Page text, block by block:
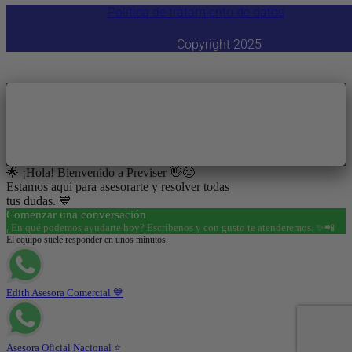
Contáctanos
Política de tratamiento de datos
Copyright 2025
🌟 ¡Hola! Bienvenido a Previser 👋😊
Estamos aquí para asesorarte y resolver todas
tus dudas. 💙
Comenzar una conversación
¿En qué podemos ayudarte hoy? Escríbenos y con gusto te atenderemos. ✨📲
El equipo suele responder en unos minutos.
Edith Asesora Comercial 💙
Asesora Oficial Nacional ⭐